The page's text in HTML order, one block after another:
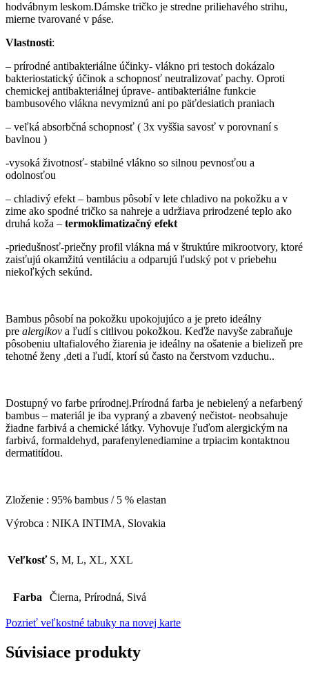
hodvábnym leskom.Dámske tričko je stredne priliehavého strihu,
mierne tvarované v páse.
Vlastnosti:
– prírodné antibakteriálne účinky- vlákno pri testoch dokázalo
bakteriostatický účinok a schopnosť neutralizovať pachy. Oproti
chemickej antibakteriálnej úprave- antibakteriálne funkcie
bambusového vlákna nevymiznú ani po päťdesiatich praniach
– veľká absorbčná schopnosť ( 3x vyššia savosť v porovnaní s
bavlnou )
-vysoká životnosť- stabilné vlákno so silnou pevnosťou a
odolnosťou
– chladivý efekt – bambus pôsobí v lete chladivo na pokožku a v
zime ako spodné tričko sa nahreje a udržiava prirodzené teplo ako
druhá koža – termoklimatizačný efekt
-priedušnosť-priečny profil vlákna má v štruktúre mikrootvory, ktoré
zaisťujú okamžitú ventiláciu a odparujú ľudský pot v priebehu
niekoľkých sekúnd.
Bambus pôsobí na pokožku upokojujúco a je preto ideálny
pre alergikov a ľudí s citlivou pokožkou. Keďže navyše zabraňuje
pôsobeniu ultafialového žiarenia je ideálny na ošatenie a bielizeň pre
tehotné ženy ,deti a ľudí, ktorí sú často na čerstvom vzduchu..
Dostupný vo farbe prírodnej.Prírodná farba je nebielený a nefarbený
bambus – materiál je iba vypraný a zbavený nečistot- neobsahuje
žiadne farbivá a chemické látky. Vyhovuje ľuďom alergickým na
farbivá, formaldehyd, parafenylenediamine a trpiacim kontaktnou
dermatitídou.
Zloženie : 95% bambus / 5 % elastan
Výrobca : NIKA INTIMA, Slovakia
Veľkosť S, M, L, XL, XXL
Farba Čierna, Prírodná, Sivá
Pozrieť veľkostné tabuky na novej karte
Súvisiace produkty